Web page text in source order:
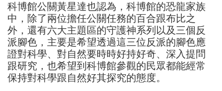
科博館公關黃星達也認為，科博館的恐龍家族
中，除了兩位擔任公關任務的百合跟布比之
外，還有六大主題區的守護神系列以及三個反
派腳色，主要是希望透過這三位反派的腳色應
證對科學、對自然要時時好持好奇、深入提問
跟研究，也希望到科博館參觀的民眾都能經常
保持對科學跟自然好其探究的態度。